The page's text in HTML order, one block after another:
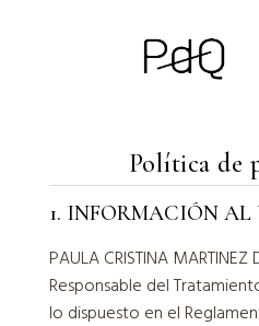
Política de
1. INFORMACIÓN AL
PAULA CRISTINA MARTINEZ
Responsable del
lo dispuesto en el